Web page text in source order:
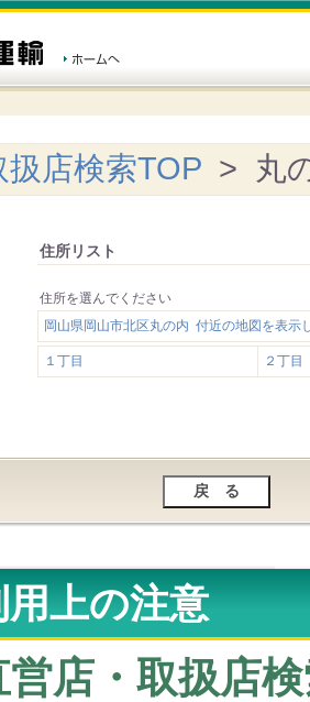
店検索TOP > 丸
住所リスト
住所を選んでください
岡山県岡山市北区丸の内 付近の地図を表示
１丁目 ２丁目
上の注意
営店・取扱店